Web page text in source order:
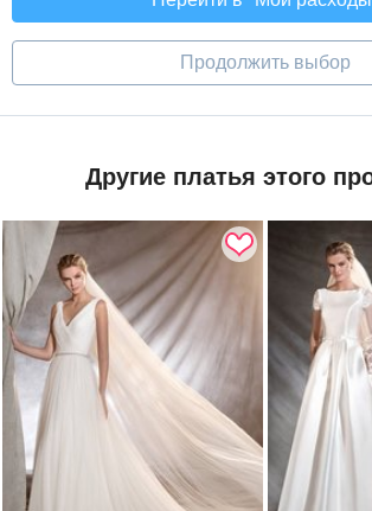
Продолжить выбор
Другие платья этого